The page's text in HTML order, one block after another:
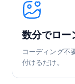
数分でロー
コーディング不
付けるだけ。